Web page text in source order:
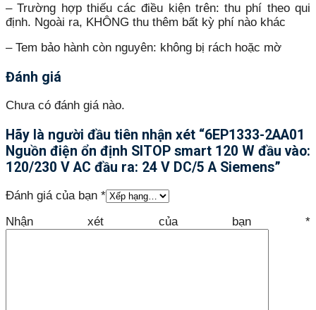
– Trường hợp thiếu các điều kiện trên: thu phí theo qui
định. Ngoài ra, KHÔNG thu thêm bất kỳ phí nào khác
– Tem bảo hành còn nguyên: không bị rách hoặc mờ
Đánh giá
Chưa có đánh giá nào.
Hãy là người đầu tiên nhận xét “6EP1333-2AA01
Nguồn điện ổn định SITOP smart 120 W đầu vào:
120/230 V AC đầu ra: 24 V DC/5 A Siemens”
Đánh giá của bạn *
Nhận xét của bạn *